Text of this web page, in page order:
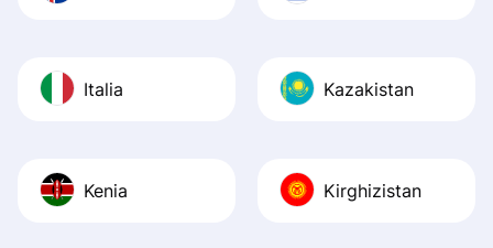
Italia Kazakistan
Kenia Kirghizistan